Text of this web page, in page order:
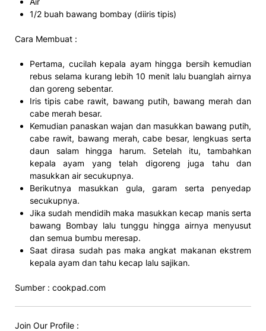
1/2 buah bawang bombay (diiris tipis)
Cara Membuat :
Pertama, cucilah kepala ayam hingga bersih kemudian
rebus selama kurang lebih 10 menit lalu buanglah airnya
dan goreng sebentar.
Iris tipis cabe rawit, bawang putih, bawang merah dan
cabe merah besar.
Kemudian panaskan wajan dan masukkan bawang putih,
cabe rawit, bawang merah, cabe besar, lengkuas serta
daun salam hingga harum. Setelah itu, tambahkan
kepala ayam yang telah digoreng juga tahu dan
masukkan air secukupnya.
Berikutnya masukkan gula, garam serta penyedap
secukupnya.
Jika sudah mendidih maka masukkan kecap manis serta
bawang Bombay lalu tunggu hingga airnya menyusut
dan semua bumbu meresap.
Saat dirasa sudah pas maka angkat makanan ekstrem
kepala ayam dan tahu kecap lalu sajikan.
Sumber : cookpad.com
Join Our Profile :